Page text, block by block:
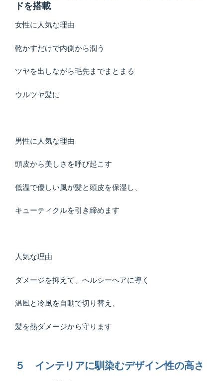
ドを搭載
女性に人気な理由
乾かすだけで内側から潤う
ツヤを出しながら毛先までまとまる
ウルツヤ髪に
男性に人気な理由
頭皮から美しさを呼び起こす
低温で優しい風が髪と頭皮を保湿し、
キューティクルを引き締めます
人気な理由
ダメージを抑えて、ヘルシーヘアに導く
温風と冷風を自動で切り替え、
髪を熱ダメージから守ります
５ インテリアに馴染むデザイン性の高さ